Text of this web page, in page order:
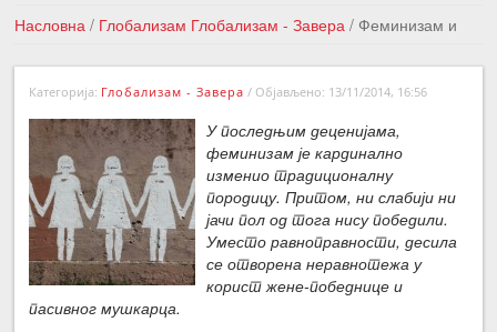
Насловна / Глобализам Глобализам - Завера / Феминизам и
најмоћнији банкари
←Претходна вест
Следећа вест →
Категорија: Глобализам - Завера / Објављено: 13/11/2014, 16:56
У последњим деценијама,
феминизам је кардинално
изменио традиционалну
породицу. Притом, ни слабији ни
јачи пол од тога нису победили.
Уместо равноправности, десила
се отворена неравнотежа у
корист жене-победнице и
пасивног мушкарца.